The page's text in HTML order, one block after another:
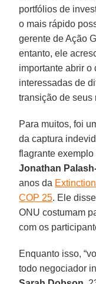
portfólios de
o mais rápido
gerente de Ação
entanto, ele
importante abrir o
interessadas de
transição de seus
Para muitos, foi
da captura
flagrante
Jonathan
anos da
COP 25. Ele
ONU costumam
com os
Enquanto isso,
todo negociador